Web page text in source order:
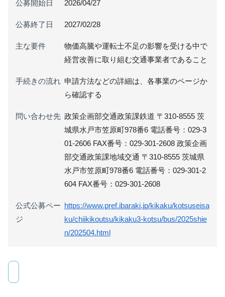
公募開始日 2026/04/27
公募終了日 2027/02/28
主な要件
物価高騰や運転士不足の影響を受ける中で
経営改善に取り組む交通事業者であること
手続きの流れ 申請方法などの詳細は、各事業のページか
ら確認する
問い合わせ先 政策企画部交通政策課鉄道 〒310-8555 茨
城県水戸市笠原町978番6 電話番号：029-3
01-2606 FAX番号：029-301-2608 政策企画
部交通政策課地域交通 〒310-8555 茨城県
水戸市笠原町978番6 電話番号：029-301-2
604 FAX番号：029-301-2608
公式公募ペー
ジ
https://www.pref.ibaraki.jp/kikaku/kotsuseisa
ku/chiikikoutsu/kikaku3-kotsu/bus/2025shie
n/202504.html